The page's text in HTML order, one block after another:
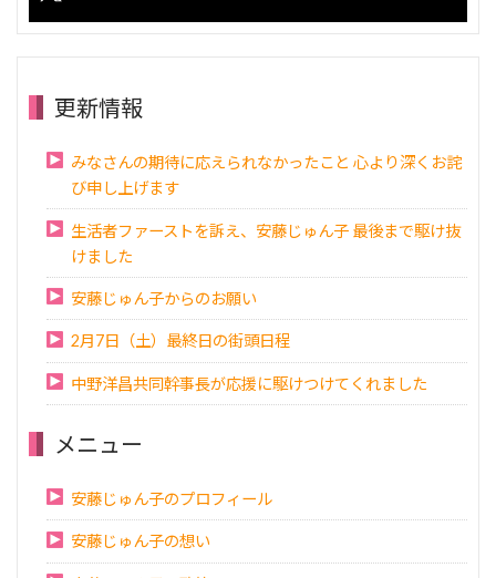
更新情報
みなさんの期待に応えられなかったこと 心より深くお詫
び申し上げます
生活者ファーストを訴え、安藤じゅん子 最後まで駆け抜
けました
安藤じゅん子からのお願い
2月7日（土）最終日の街頭日程
中野洋昌共同幹事長が応援に駆けつけてくれました
メニュー
安藤じゅん子のプロフィール
安藤じゅん子の想い